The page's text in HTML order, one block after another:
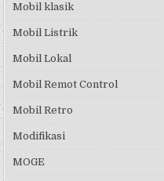
Mobil klasik
Mobil Listrik
Mobil Lokal
Mobil Remot Control
Mobil Retro
Modifikasi
MOGE